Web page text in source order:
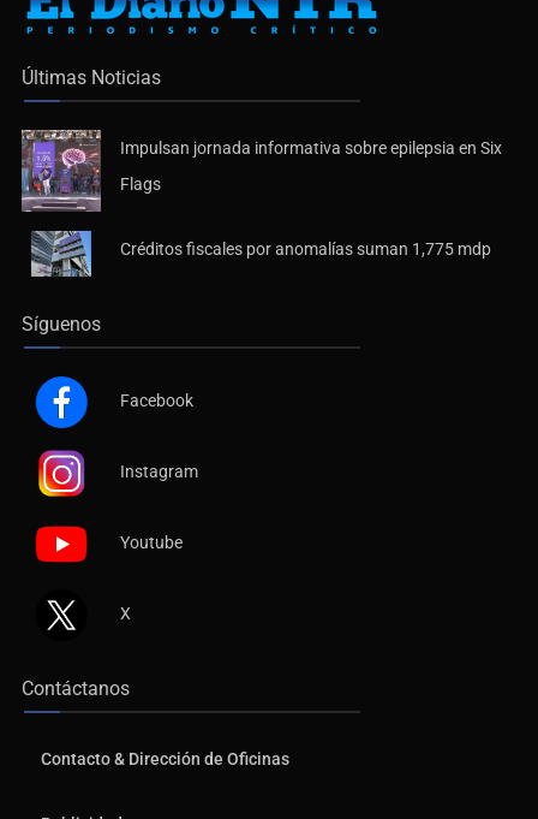
Últimas Noticias
Impulsan jornada informativa sobre epilepsia en Six
Flags
Créditos fiscales por anomalías suman 1,775 mdp
Síguenos
Facebook
Instagram
Youtube
X
Contáctanos
Contacto & Dirección de Oficinas